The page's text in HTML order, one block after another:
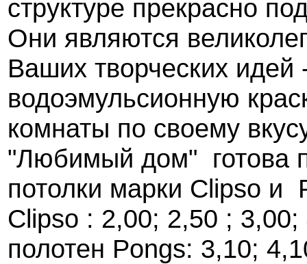
структуре прекрасно
Они являются
Ваших творческих идей
водоэмульсионную
комнаты по своему
"Любимый дом" готова
потолки марки Clipso и
Clipso : 2,00; 2,50 ;
полотен Pongs: 3,10;